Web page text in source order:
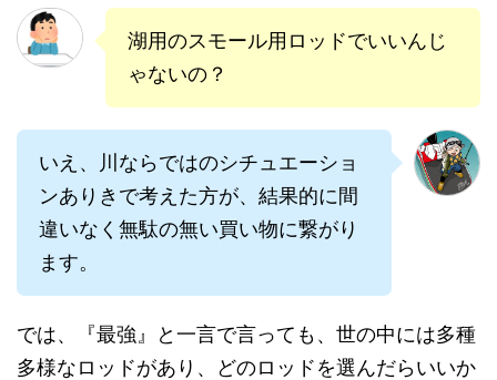
湖用のスモール用ロッドでいいんじ
ゃないの？
いえ、川ならではのシチュエーショ
ンありきで考えた方が、結果的に間
違いなく無駄の無い買い物に繋がり
ます。
では、『最強』と一言で言っても、世の中には多種
多様なロッドがあり、どのロッドを選んだらいいか